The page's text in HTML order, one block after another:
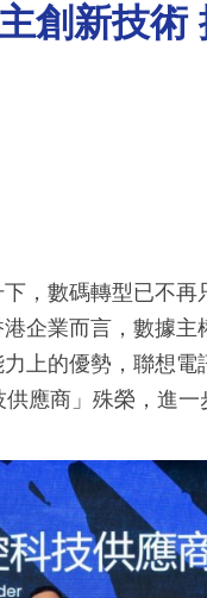
創新技術
，數碼轉型已不再
企業而言，數據主
上的優勢，聯想電
應商」殊榮，進